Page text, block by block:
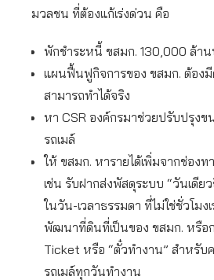
มวลชน ที่ต้องแก้เร่งด่วน คือ
พักชำระหนี้ ขสมก. 130,000 ล้า
แผนฟื้นฟูกิจการของ ขสมก. ต้องมี
สามารถทำได้จริง
หา CSR องค์กรมาช่วยปรับปรุง
รถเมล์
ให้ ขสมก. หารายได้เพิ่มจากช่องท
เช่น รับฝากส่งพัสดุระบบ “วันเดีย
ในวัน-เวลาธรรมดา ที่ไม่ใช่ชั่วโมง
พัฒนาที่ดินที่เป็นของ ขสมก. หรือ
Ticket หรือ “ตั๋วทำงาน” สำหรับ
รถเมล์ทุกวันทำงาน